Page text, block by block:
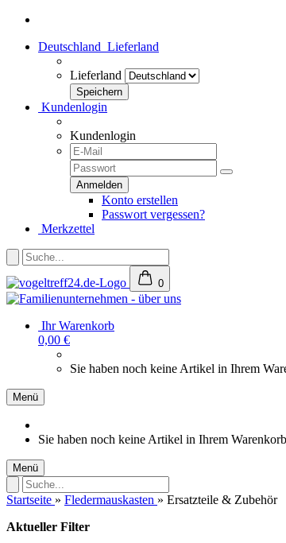
Deutschland Lieferland
Lieferland
Kundenlogin
Kundenlogin
Konto erstellen
Passwort vergessen?
Merkzettel
0
Ihr Warenkorb
0,00 €
Sie haben noch keine Artikel in Ihrem
Menü
Sie haben noch keine Artikel in Ihrem
Menü
Startseite » Fledermauskasten » Ersatzteile & Zubehör
Aktueller Filter